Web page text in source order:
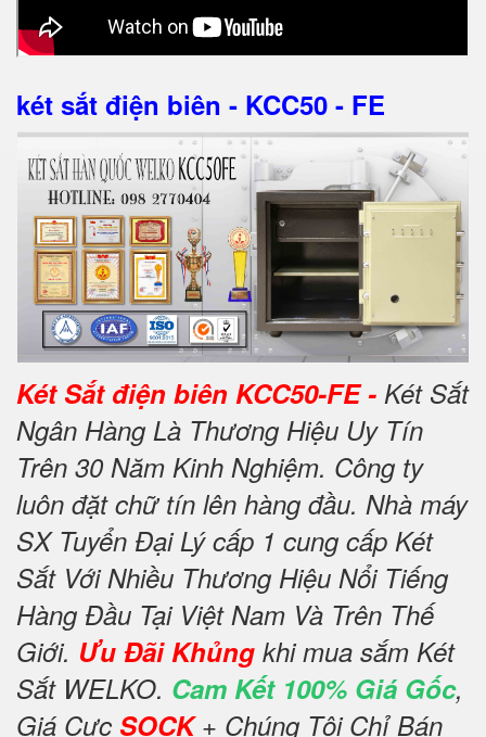
két sắt điện biên - KCC50 - FE
Két Sắt điện biên KCC50-FE - Két Sắt
Ngân Hàng Là Thương Hiệu Uy Tín
Trên 30 Năm Kinh Nghiệm. Công ty
luôn đặt chữ tín lên hàng đầu. Nhà máy
SX Tuyển Đại Lý cấp 1 cung cấp Két
Sắt Với Nhiều Thương Hiệu Nổi Tiếng
Hàng Đầu Tại Việt Nam Và Trên Thế
Giới. Ưu Đãi Khủng khi mua sắm Két
Sắt WELKO. Cam Kết 100% Giá Gốc,
Giá Cực SOCK+ Chúng Tôi Chỉ Bán